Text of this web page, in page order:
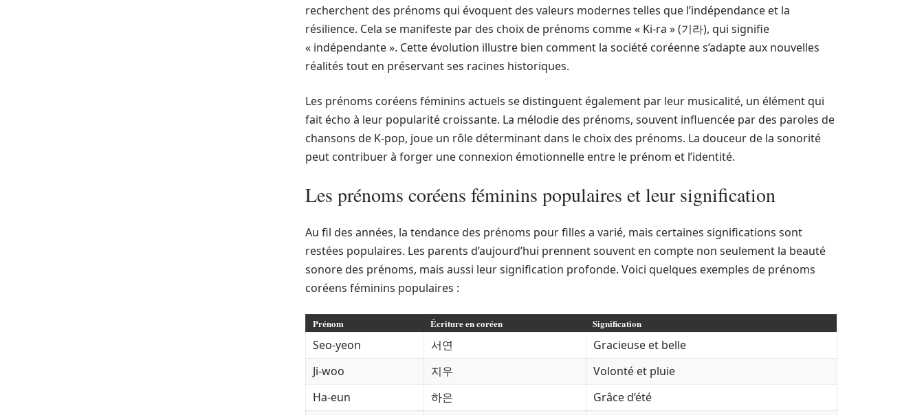
recherchent des prénoms qui évoquent des valeurs modernes telles que l’indépendance et la
résilience. Cela se manifeste par des choix de prénoms comme « Ki-ra » (기라), qui signifie
« indépendante ». Cette évolution illustre bien comment la société coréenne s’adapte aux nouvelles
réalités tout en préservant ses racines historiques.
Les prénoms coréens féminins actuels se distinguent également par leur musicalité, un élément qui
fait écho à leur popularité croissante. La mélodie des prénoms, souvent influencée par des paroles de
chansons de K-pop, joue un rôle déterminant dans le choix des prénoms. La douceur de la sonorité
peut contribuer à forger une connexion émotionnelle entre le prénom et l’identité.
Les prénoms coréens féminins populaires et leur signification
Au fil des années, la tendance des prénoms pour filles a varié, mais certaines significations sont
restées populaires. Les parents d’aujourd’hui prennent souvent en compte non seulement la beauté
sonore des prénoms, mais aussi leur signification profonde. Voici quelques exemples de prénoms
coréens féminins populaires :
Prénom Écriture en coréen Signification
Seo-yeon 서연
Gracieuse et belle
Ji-woo
지우
Volonté et pluie
Ha-eun
하은
Grâce d’été